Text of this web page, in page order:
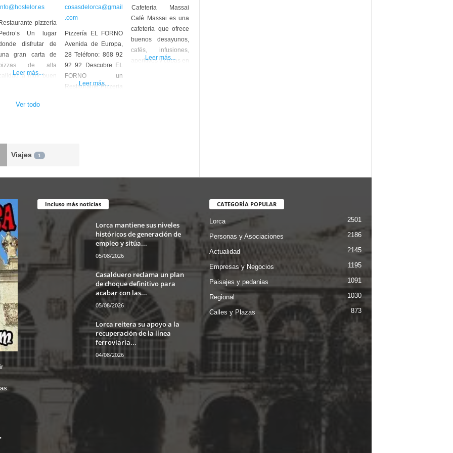
pizzería
Un lugar
disfrutar de
gran carta de
de alta
calidad a muy buen
carnes y pescados.
plaza donde
niños podrán
T. 968 47 39
Leer más...
cosasdelorca@gmail
.com
Pizzería EL FORNO
Avenida de Europa,
28 Teléfono: 868 92
92 92 Descubre EL
FORNO un
Restaurante Pizzeria
Leer más...
Cafeteria Massai
Café Massai es una
cafetería que ofrece
buenos desayunos,
cafés, infusiones,
aperitivos y copas en
Leer más...
Ver todo
Viajes 1
Incluso más noticias
Lorca mantiene sus niveles
históricos de generación de
empleo y sitúa...
05/08/2026
Casalduero reclama un plan
de choque definitivo para
acabar con las...
05/08/2026
Lorca reitera su apoyo a la
recuperación de la línea
ferroviaria...
04/08/2026
CATEGORÍA POPULAR
Lorca 2501
Personas y Asociaciones 2186
Actualidad 2145
Empresas y Negocios 1195
Paisajes y pedanias 1091
Regional 1030
Calles y Plazas 873